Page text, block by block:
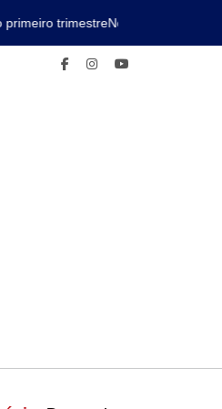
trimestreNova linha de metro